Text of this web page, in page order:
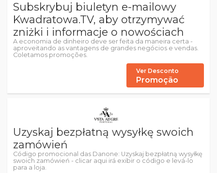
Subskrybuj biuletyn e-mailowy
Kwadratowa.TV, aby otrzymywać
zniżki i informacje o nowościach
A economia de dinheiro deve ser feita da maneira certa -
aproveitando as vantagens de grandes negócios e vendas.
Coletamos promoções.
Ver Desconto
Promoção
Uzyskaj bezpłatną wysyłkę swoich
zamówień
Código promocional das Danone: Uzyskaj bezpłatną wysyłkę
swoich zamówień - clicar aqui irá exibir o código e levá-lo
para a loja.